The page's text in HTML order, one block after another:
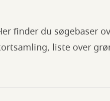
finder du søgebaser
liste over